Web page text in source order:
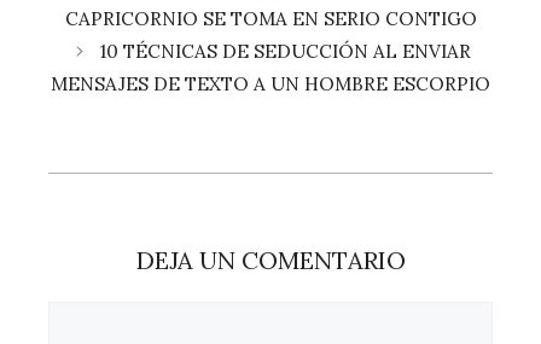
CAPRICORNIO SE TOMA EN SERIO CONTIGO
10 TÉCNICAS DE SEDUCCIÓN AL ENVIAR
MENSAJES DE TEXTO A UN HOMBRE ESCORPIO
DEJA UN COMENTARIO